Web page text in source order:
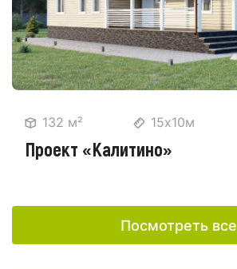
132 м² 15х10м
Проект «Калитино»
Посмотреть все